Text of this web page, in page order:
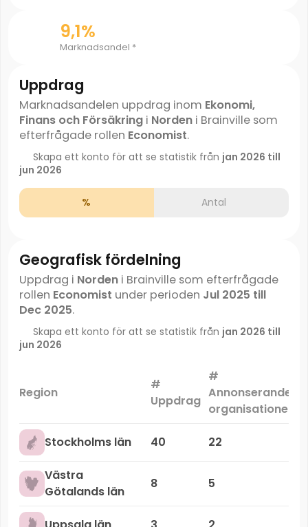
9,1%
Marknadsandel *
Uppdrag
Marknadsandelen uppdrag inom Ekonomi,
Finans och Försäkringi Nordeni Brainville som
efterfrågade rollen Economist.
Skapa ett konto för att se statistik från jan 2026 till
jun 2026
% Antal
Geografisk fördelning
Uppdrag i Nordeni Brainville som efterfrågade
rollen Economist under perioden Jul 2025 till
Dec 2025.
Skapa ett konto för att se statistik från jan 2026 till
jun 2026
Region
#
Uppdrag
#
Annonserande
organisationer
Stockholms län 40 22
Västra
Götalands län
8 5